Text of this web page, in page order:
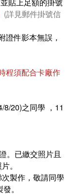
(詳見郵件掛號信
證件影本無誤，
程須配合卡廠作
8/20)之同學 ，11
。已繳交照片且
。
製作，敬請同學
。